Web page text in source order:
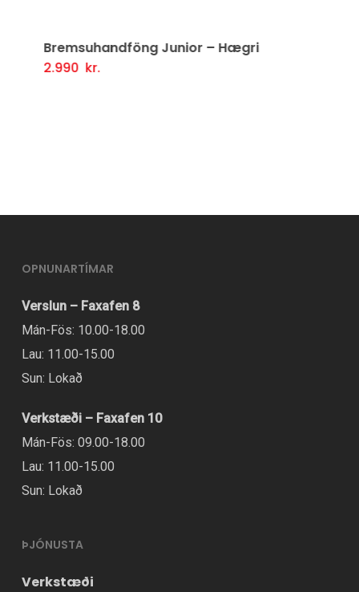
Bremsuhandföng Junior – Hægri
2.990 kr.
Setja Í Körfu
OPNUNARTÍMAR
Verslun – Faxafen 8
Mán-Fös: 10.00-18.00
Lau: 11.00-15.00
Sun: Lokað
Verkstæði – Faxafen 10
Mán-Fös: 09.00-18.00
Lau: 11.00-15.00
Sun: Lokað
ÞJÓNUSTA
Verkstæði